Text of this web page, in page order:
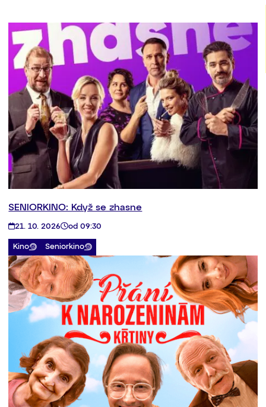
SENIORKINO: Když se zhasne
21. 10. 2026 od 09:30
Kino Seniorkino